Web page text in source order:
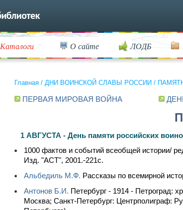
Каталоги О сайте ЛОДБ
Главная / ДНИ ВОИНСКОЙ СЛАВЫ РОССИИ /
ПЕРВАЯ МИРОВАЯ ВОЙНА
1 АВГУСТА - День памяти российских
1000 фактов и событий всеобщей истории/
Изд. "АСТ", 2001.-221с.
Альбедиль М.Ф. Рассказы по всемирной
Антонов Б.И. Петербург - 1914 - Петроград:
Москва; Санкт-Петербург: Центрполиграф: